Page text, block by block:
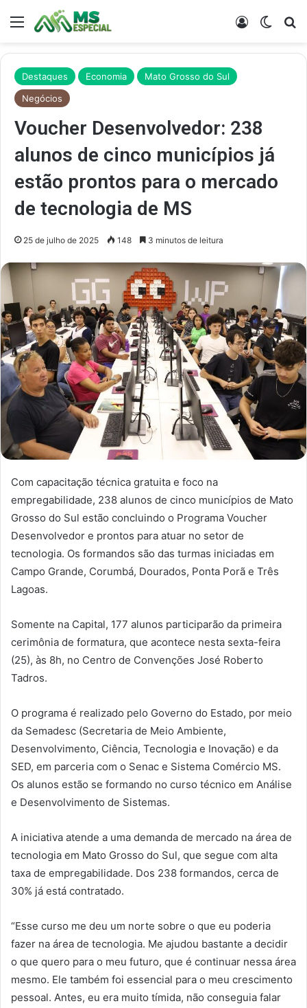
Menu Entrar
Destaques Economia
Mato Grosso do Sul
Negócios
Voucher Desenvolvedor: 238
alunos de cinco municípios já
estão prontos para o mercado
de tecnologia de MS
25 de julho de 2025 148 3 minutos de leitura
Com capacitação técnica gratuita e foco na
empregabilidade, 238 alunos de cinco municípios de Mato
Grosso do Sul estão concluindo o Programa Voucher
Desenvolvedor e prontos para atuar no setor de
tecnologia. Os formandos são das turmas iniciadas em
Campo Grande, Corumbá, Dourados, Ponta Porã e Três
Lagoas.
Somente na Capital, 177 alunos participarão da primeira
cerimônia de formatura, que acontece nesta sexta-feira
(25), às 8h, no Centro de Convenções José Roberto
Tadros.
O programa é realizado pelo Governo do Estado, por meio
da Semadesc (Secretaria de Meio Ambiente,
Desenvolvimento, Ciência, Tecnologia e Inovação) e da
SED, em parceria com o Senac e Sistema Comércio MS.
Os alunos estão se formando no curso técnico em Análise
e Desenvolvimento de Sistemas.
A iniciativa atende a uma demanda de mercado na área de
tecnologia em Mato Grosso do Sul, que segue com alta
taxa de empregabilidade. Dos 238 formandos, cerca de
30% já está contratado.
“Esse curso me deu um norte sobre o que eu poderia
fazer na área de tecnologia. Me ajudou bastante a decidir
o que quero para o meu futuro, que é continuar nessa área
mesmo. Ele também foi essencial para o meu crescimento
pessoal. Antes, eu era muito tímida, não conseguia falar